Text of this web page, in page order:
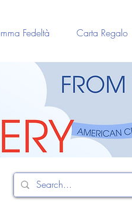
Fedeltà Carta Regalo